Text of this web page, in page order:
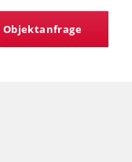
Objektanfrage